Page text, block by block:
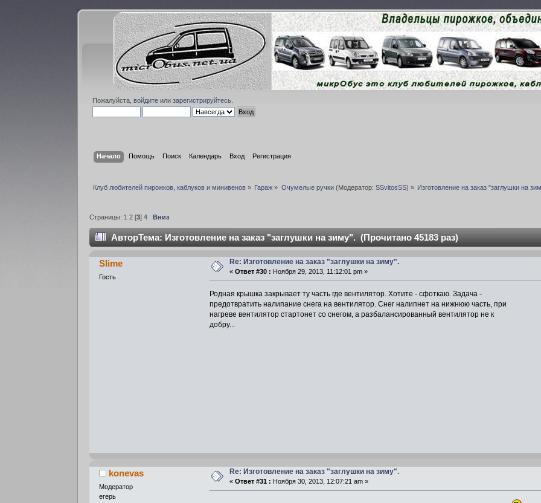
Пожалуйста, войдитеили зарегистрируйтесь.
Начало Помощь Поиск Календарь Вход Регистрация
Клуб любителей пирожков, каблуков и минивенов» Гараж » Очумелые ручки(Модератор: SSvitosSS) » Изготовление на заказ "заглушки на
Страницы: 1 2[3] 4 Вниз
АвторТема: Изготовление на заказ "заглушки на зиму". (Прочитано 45183 раз)
Slime
Гость
Re: Изготовление на заказ "заглушки на зиму".
« Ответ #30 : Ноября 29, 2013, 11:12:01 pm »
Родная крышка закрывает ту часть где вентилятор. Хотите - сфоткаю. Задача -
предотвратить налипание снега на вентилятор. Снег налипнет на нижнюю часть, при
нагреве вентилятор стартонет со снегом, а разбалансированный вентилятор не к
добру...
konevas
Модератор
егерь
Re: Изготовление на заказ "заглушки на зиму".
« Ответ #31 : Ноября 30, 2013, 12:07:21 am »